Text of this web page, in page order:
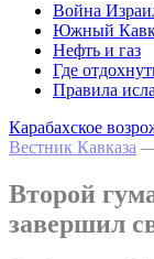
Война
Южный
Нефть и газ
Где
Правила
Карабахское
Вестник Кавказа
Второй
завершил